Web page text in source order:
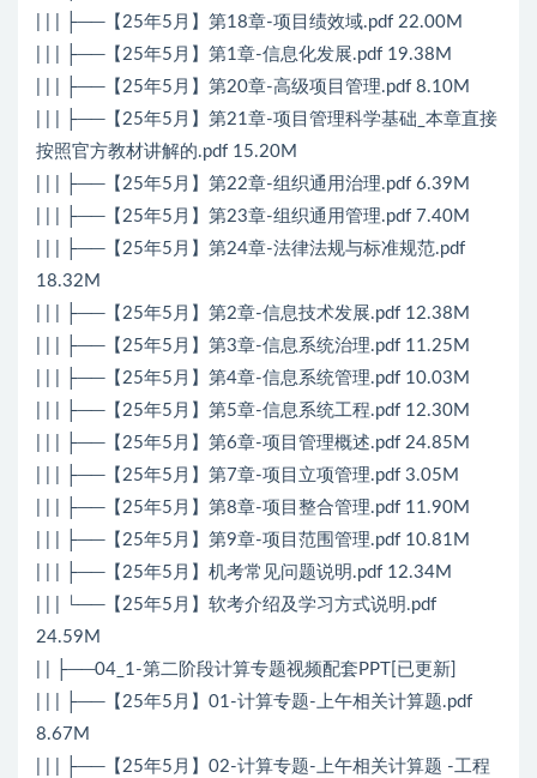
| | | ├──【25年5月】第18章-项目绩效域.pdf 22.00M
| | | ├──【25年5月】第1章-信息化发展.pdf 19.38M
| | | ├──【25年5月】第20章-高级项目管理.pdf 8.10M
| | | ├──【25年5月】第21章-项目管理科学基础_本章直接
按照官方教材讲解的.pdf 15.20M
| | | ├──【25年5月】第22章-组织通用治理.pdf 6.39M
| | | ├──【25年5月】第23章-组织通用管理.pdf 7.40M
| | | ├──【25年5月】第24章-法律法规与标准规范.pdf
18.32M
| | | ├──【25年5月】第2章-信息技术发展.pdf 12.38M
| | | ├──【25年5月】第3章-信息系统治理.pdf 11.25M
| | | ├──【25年5月】第4章-信息系统管理.pdf 10.03M
| | | ├──【25年5月】第5章-信息系统工程.pdf 12.30M
| | | ├──【25年5月】第6章-项目管理概述.pdf 24.85M
| | | ├──【25年5月】第7章-项目立项管理.pdf 3.05M
| | | ├──【25年5月】第8章-项目整合管理.pdf 11.90M
| | | ├──【25年5月】第9章-项目范围管理.pdf 10.81M
| | | ├──【25年5月】机考常见问题说明.pdf 12.34M
| | | └──【25年5月】软考介绍及学习方式说明.pdf
24.59M
| | ├──04_1-第二阶段计算专题视频配套PPT[已更新]
| | | ├──【25年5月】01-计算专题-上午相关计算题.pdf
8.67M
| | | ├──【25年5月】02-计算专题-上午相关计算题 -工程